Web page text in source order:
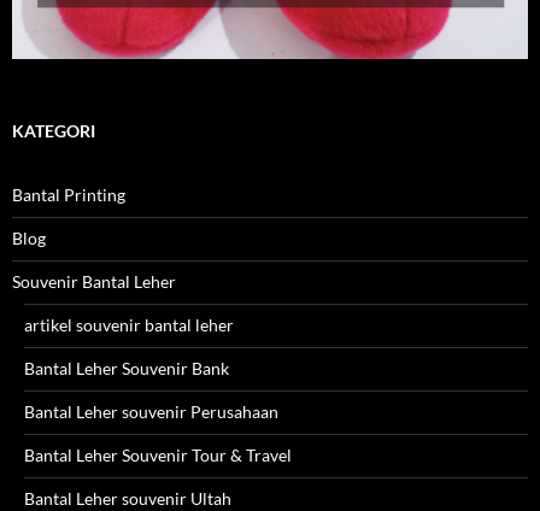
KATEGORI
Bantal Printing
Blog
Souvenir Bantal Leher
artikel souvenir bantal leher
Bantal Leher Souvenir Bank
Bantal Leher souvenir Perusahaan
Bantal Leher Souvenir Tour & Travel
Bantal Leher souvenir Ultah